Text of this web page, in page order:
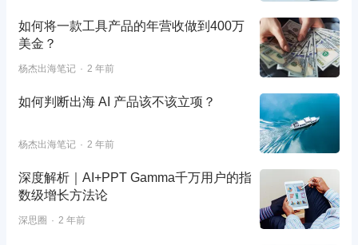
如何将一款工具产品的年营收做到400万
美金？
杨杰出海笔记 2 年前
如何判断出海 AI 产品该不该立项？
杨杰出海笔记 2 年前
深度解析｜AI+PPT Gamma千万用户的指
数级增长方法论
深思圈 2 年前